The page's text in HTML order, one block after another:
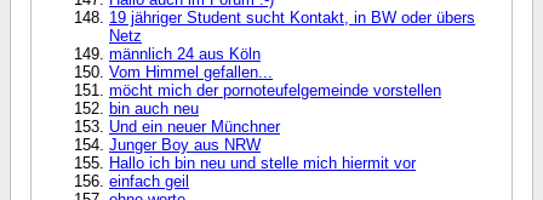
19 jähriger Student sucht Kontakt, in BW oder übers
Netz
männlich 24 aus Köln
Vom Himmel gefallen...
möcht mich der pornoteufelgemeinde vorstellen
bin auch neu
Und ein neuer Münchner
Junger Boy aus NRW
Hallo ich bin neu und stelle mich hiermit vor
einfach geil